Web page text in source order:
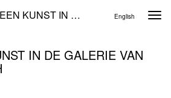
Artscreen - ARTSCREEN KUNST IN DE GALERIE VAN ELLEN VROEGH English
IN DE GALERIE VAN